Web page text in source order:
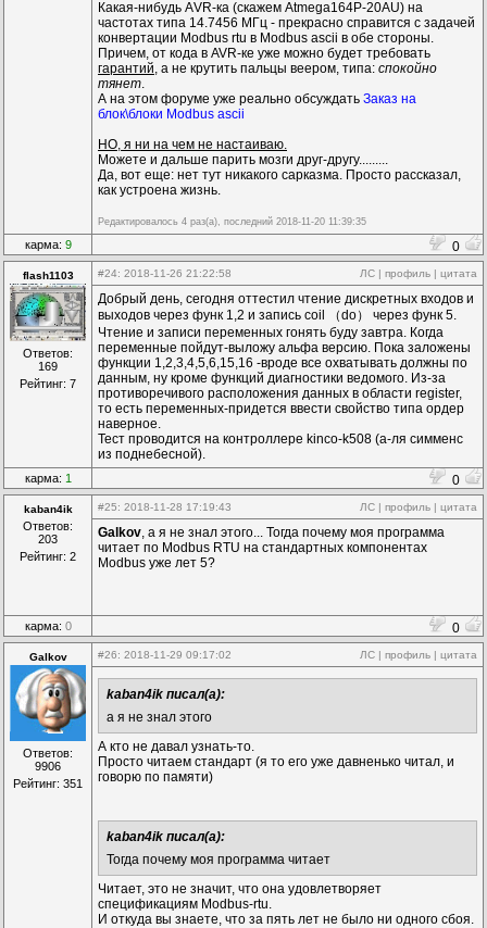
Какая-нибудь АVR-ка (скажем Atmega164P-20AU) на
частотах типа 14.7456 МГц - прекрасно справится с задачей
конвертации Modbus rtu в Modbus ascii в обе стороны.
Причем, от кода в AVR-ке уже можно будет требовать
гарантий, а не крутить пальцы веером, типа: спокойно
тянет.
А на этом форуме уже реально обсуждать Заказ на
блок\блоки Modbus ascii
НО, я ни на чем не настаиваю.
Можете и дальше парить мозги друг-другу.........
Да, вот еще: нет тут никакого сарказма. Просто рассказал,
как устроена жизнь.
Редактировалось 4 раз(а), последний 2018-11-20 11:39:35
карма: 9 0
flash1103
Ответов:
169
Рейтинг: 7
#24: 2018-11-26 21:22:58 ЛС | профиль | цитата
Добрый день, сегодня оттестил чтение дискретных входов и
выходов через функ 1,2 и запись coil （do） через функ 5.
Чтение и записи переменных гонять буду завтра. Когда
переменные пойдут-выложу альфа версию. Пока заложены
функции 1,2,3,4,5,6,15,16 -вроде все охватывать должны по
данным, ну кроме функций диагностики ведомого. Из-за
противоречивого расположения данных в области register,
то есть переменных-придется ввести свойство типа ордер
наверное.
Тест проводится на контроллере kinco-k508 (а-ля симменс
из поднебесной).
карма: 1 0
kaban4ik
Ответов:
203
Рейтинг: 2
#25: 2018-11-28 17:19:43 ЛС | профиль | цитата
Galkov, а я не знал этого... Тогда почему моя программа
читает по Modbus RTU на стандартных компонентах
Modbus уже лет 5?
карма: 0 0
Galkov
Ответов:
9906
Рейтинг: 351
#26: 2018-11-29 09:17:02 ЛС | профиль | цитата
kaban4ik писал(а):
а я не знал этого
А кто не давал узнать-то.
Просто читаем стандарт (я то его уже давненько читал, и
говорю по памяти)
kaban4ik писал(а):
Тогда почему моя программа читает
Читает, это не значит, что она удовлетворяет
спецификациям Modbus-rtu.
И откуда вы знаете, что за пять лет не было ни одного сбоя.